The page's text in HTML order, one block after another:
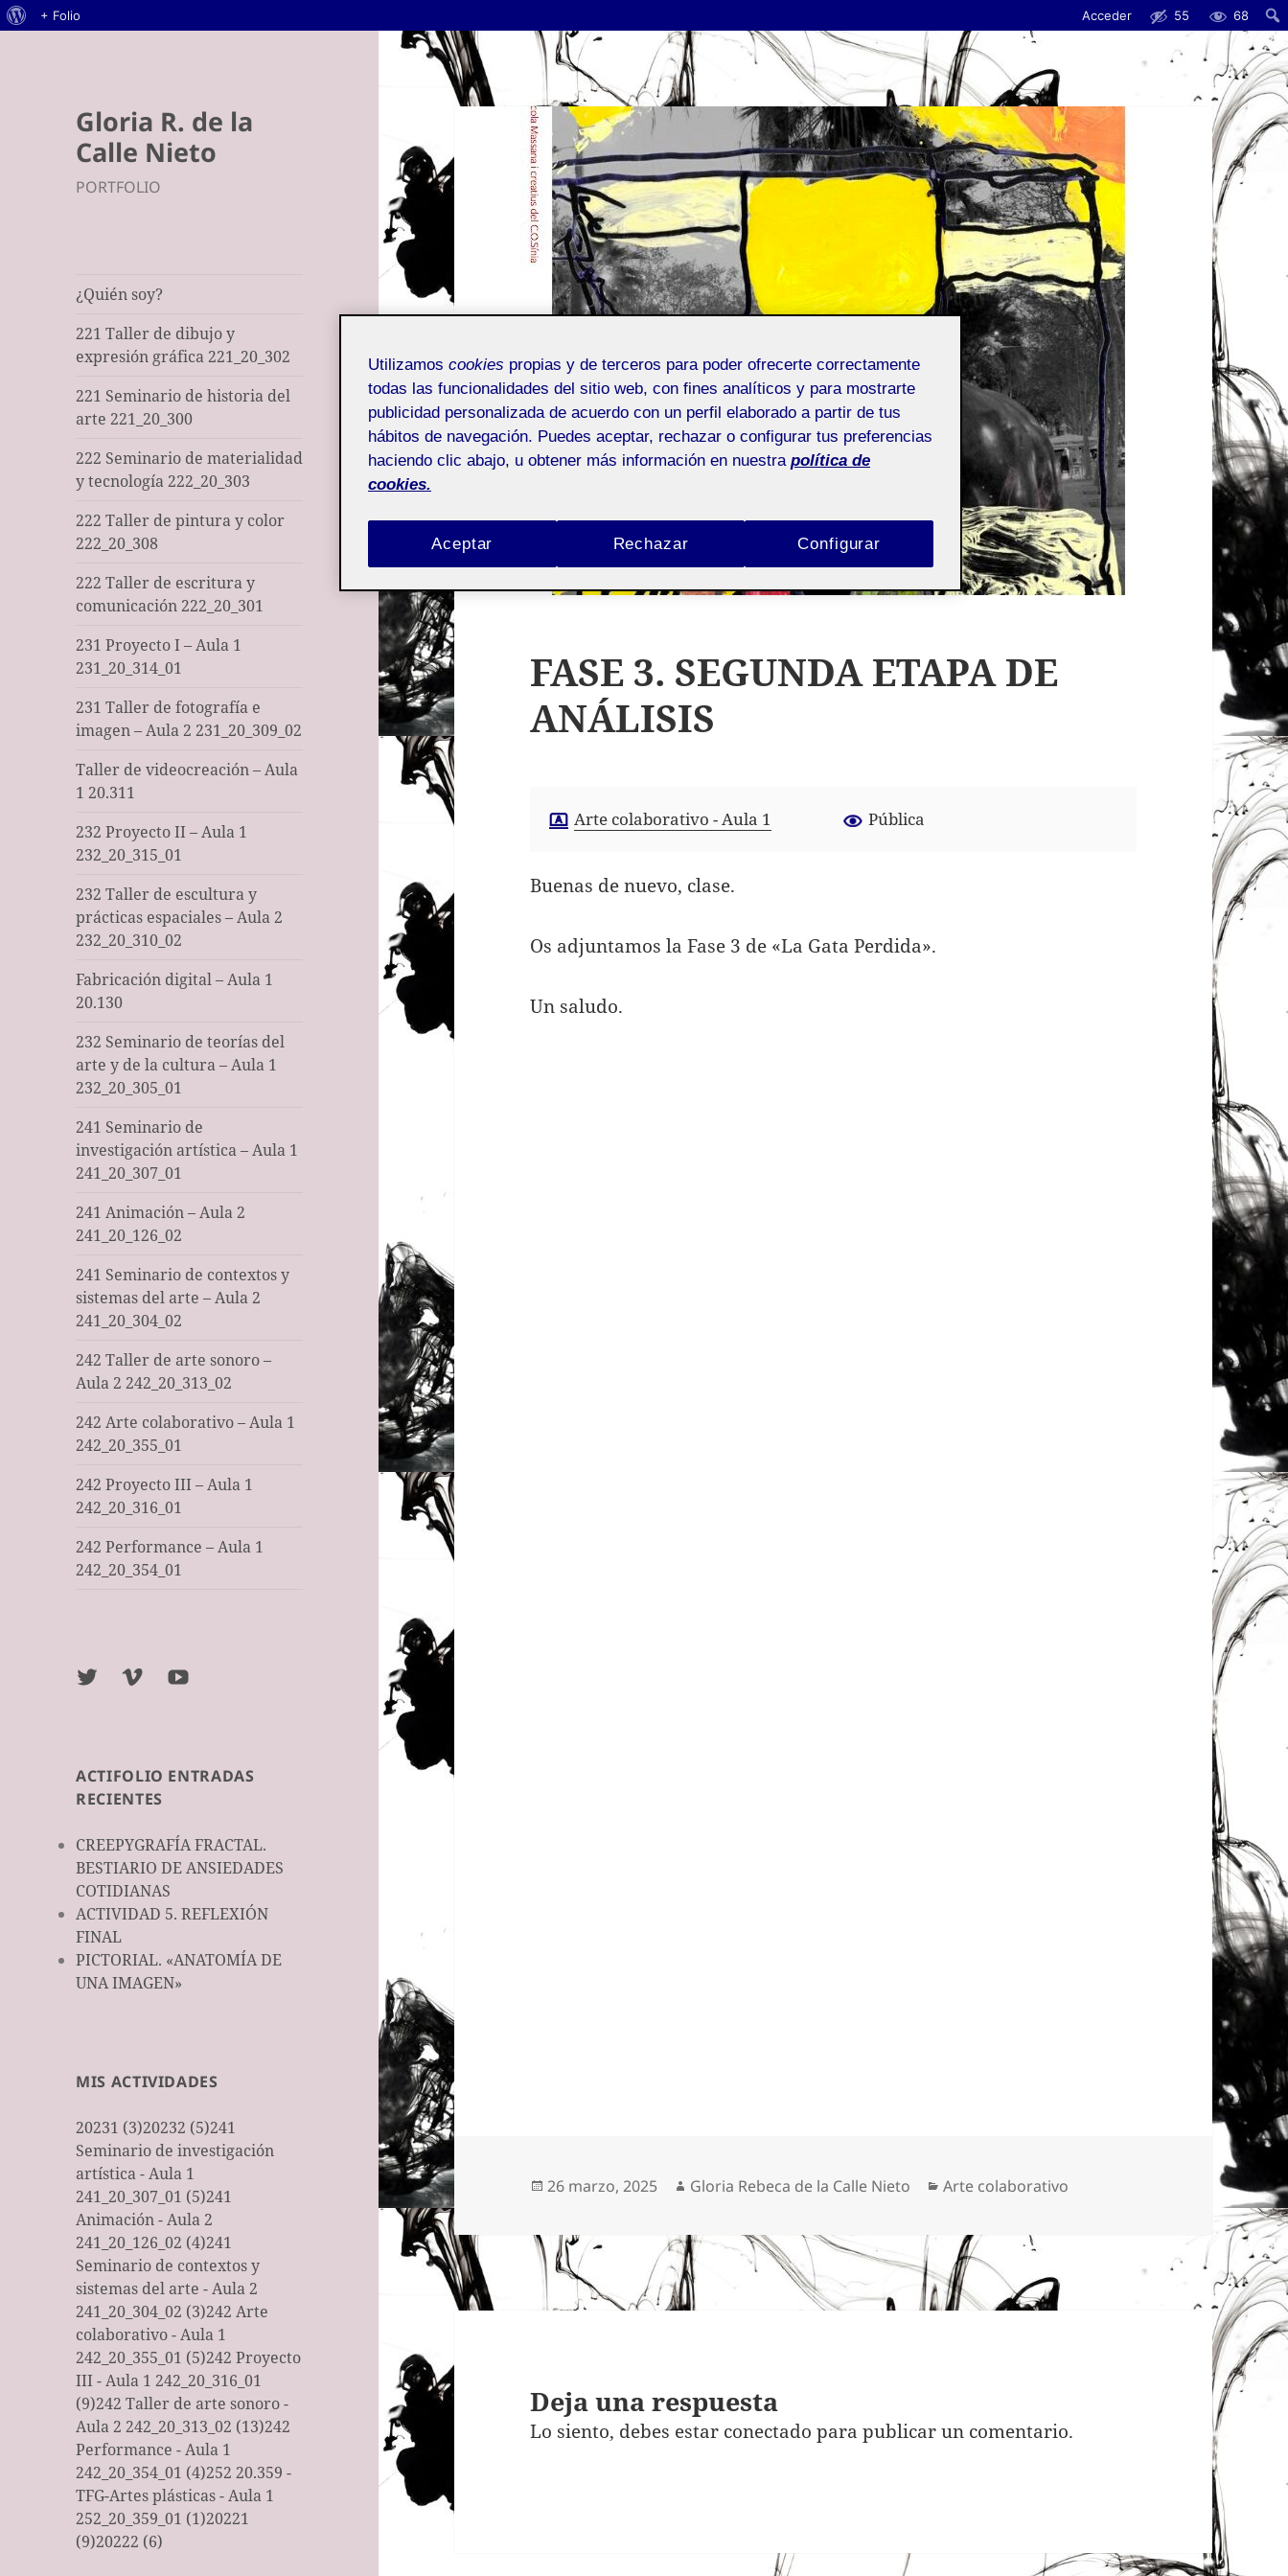
Acerca
+ Folio Acceder 55 68
Gloria R. de la
Calle Nieto
PORTFOLIO
¿Quién soy?
221 Taller de dibujo y
expresión gráfica 221_20_302
221 Seminario de historia del
arte 221_20_300
222 Seminario de materialidad
y tecnología 222_20_303
222 Taller de pintura y color
222_20_308
222 Taller de escritura y
comunicación 222_20_301
231 Proyecto I – Aula 1
231_20_314_01
231 Taller de fotografía e
imagen – Aula 2 231_20_309_02
Taller de videocreación – Aula
1 20.311
232 Proyecto II – Aula 1
232_20_315_01
232 Taller de escultura y
prácticas espaciales – Aula 2
232_20_310_02
Fabricación digital – Aula 1
20.130
232 Seminario de teorías del
arte y de la cultura – Aula 1
232_20_305_01
241 Seminario de
investigación artística – Aula 1
241_20_307_01
241 Animación – Aula 2
241_20_126_02
241 Seminario de contextos y
sistemas del arte – Aula 2
241_20_304_02
242 Taller de arte sonoro –
Aula 2 242_20_313_02
242 Arte colaborativo – Aula 1
242_20_355_01
242 Proyecto III – Aula 1
242_20_316_01
242 Performance – Aula 1
242_20_354_01
TwitterVimeoYoutube
ACTIFOLIO ENTRADAS
RECIENTES
CREEPYGRAFÍA FRACTAL.
BESTIARIO DE ANSIEDADES
COTIDIANAS
ACTIVIDAD 5. REFLEXIÓN
FINAL
PICTORIAL. «ANATOMÍA DE
UNA IMAGEN»
MIS ACTIVIDADES
20231 (3)20232 (5)241
Seminario de investigación
artística - Aula 1
241_20_307_01 (5)241
Animación - Aula 2
241_20_126_02 (4)241
Seminario de contextos y
sistemas del arte - Aula 2
241_20_304_02 (3)242 Arte
colaborativo - Aula 1
242_20_355_01 (5)242 Proyecto
III - Aula 1 242_20_316_01
(9)242 Taller de arte sonoro -
Aula 2 242_20_313_02 (13)242
Performance - Aula 1
242_20_354_01 (4)252 20.359 -
TFG-Artes plásticas - Aula 1
252_20_359_01 (1)20221
(9)20222 (6)
FASE 3. SEGUNDA ETAPA DE
ANÁLISIS
Arte colaborativo - Aula 1 Pública
Buenas de nuevo, clase.
Os adjuntamos la Fase 3 de «La Gata Perdida».
Un saludo.
Publicado
26 marzo, 2025 Autor
Gloria Rebeca de la Calle Nieto Categorías
Arte colaborativo
Deja una respuesta
Lo siento, debes estar conectado para publicar un comentario.
Utilizamos cookies propias y de terceros para poder ofrecerte correctamente
todas las funcionalidades del sitio web, con fines analíticos y para mostrarte
publicidad personalizada de acuerdo con un perfil elaborado a partir de tus
hábitos de navegación. Puedes aceptar, rechazar o configurar tus preferencias
haciendo clic abajo, u obtener más información en nuestra política de
cookies.
Rechazar
Aceptar Configurar